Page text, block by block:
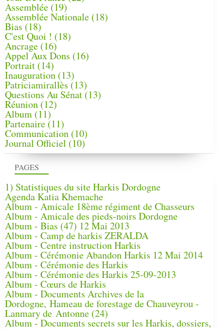
PAGES
1) Statistiques du site Harkis Dordogne
Agenda Katia Khemache
Album - Amicale 18ème régiment de Chasseurs
Album - Amicale des pieds-noirs Dordogne
Album - Bias (47) 12 Mai 2013
Album - Camp de harkis ZERALDA
Album - Centre instruction Harkis
Album - Cérémonie Abandon Harkis 12 Mai 2014
Album - Cérémonie des Harkis
Album - Cérémonie des Harkis 25-09-2013
Album - Cœurs de Harkis
Album - Documents Archives de la
Dordogne, Hameau de forestage de Chauveyrou -
Lanmary de Antonne (24)
Album - Documents secrets sur les Harkis, dossiers,
Assemblée (19)
Assemblée Nationale (18)
Bias (18)
C'est Quoi ! (18)
Ancrage (16)
Appel Aux Dons (16)
Portrait (14)
Inauguration (13)
Patriciamirallès (13)
Questions Au Sénat(13)
Réunion (12)
Album (11)
Partenaire(11)
Communication (10)
Journal Officiel (10)